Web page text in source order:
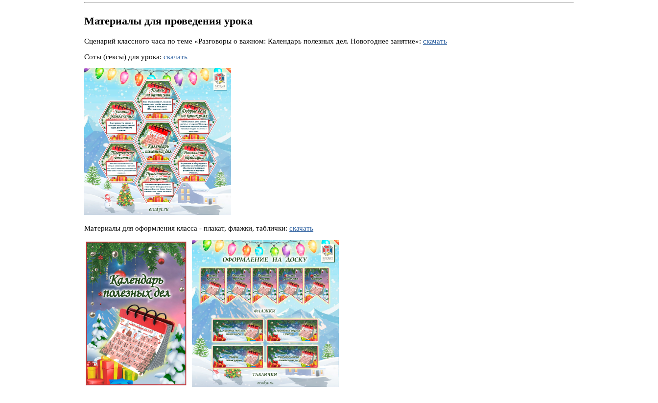
Материалы для проведения урока
Сценарий классного часа по теме «Разговоры о важном: Календарь полезных дел. Новогоднее занятие»: скачать
Соты (гексы) для урока: скачать
Материалы для оформления класса - плакат, флажки, таблички: скачать